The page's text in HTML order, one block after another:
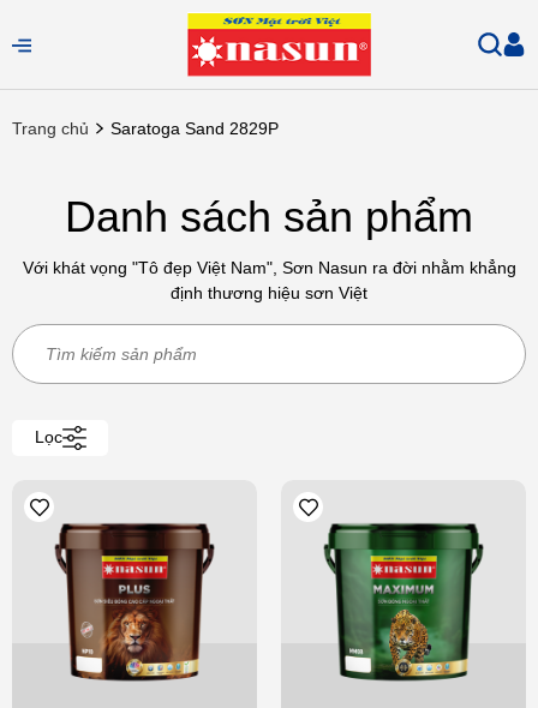
Trang chủ Saratoga Sand 2829P
Danh sách sản phẩm
Với khát vọng "Tô đẹp Việt Nam", Sơn Nasun ra đời nhằm khẳng
định thương hiệu sơn Việt
Lọc